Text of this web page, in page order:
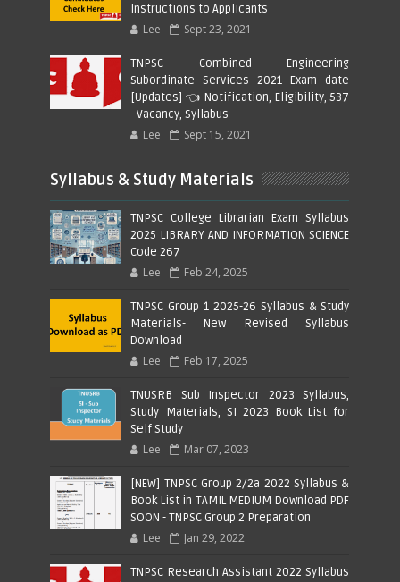
Instructions to Applicants
Lee Sept 23, 2021
TNPSC Combined Engineering
Subordinate Services 2021 Exam date
[Updates] 👈 Notification, Eligibility, 537
- Vacancy, Syllabus
Lee Sept 15, 2021
Syllabus & Study Materials
TNPSC College Librarian Exam Syllabus
2025 LIBRARY AND INFORMATION SCIENCE
Code 267
Lee Feb 24, 2025
TNPSC Group 1 2025-26 Syllabus & Study
Materials- New Revised Syllabus
Download
Lee Feb 17, 2025
TNUSRB Sub Inspector 2023 Syllabus,
Study Materials, SI 2023 Book List for
Self Study
Lee Mar 07, 2023
[NEW] TNPSC Group 2/2a 2022 Syllabus &
Book List in TAMIL MEDIUM Download PDF
SOON - TNPSC Group 2 Preparation
Lee Jan 29, 2022
TNPSC Research Assistant 2022 Syllabus